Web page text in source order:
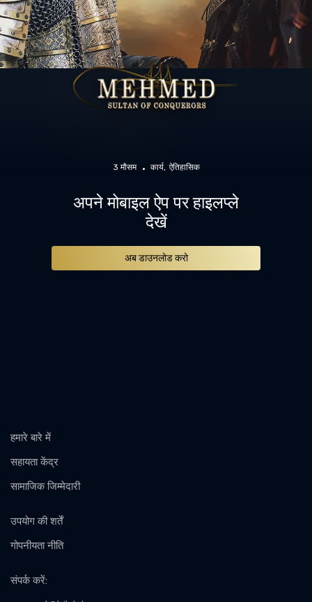
3 मौसम कार्य ऐतिहासिक
अपने मोबाइल ऐप पर हाइलप्ले
देखें
अब डाउनलोड करो
हमारे बारे में
सहायता केंद्र
सामाजिक जिम्मेदारी
उपयोग की शर्तें
गोपनीयता नीति
संपर्क करें: